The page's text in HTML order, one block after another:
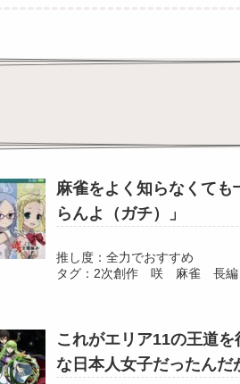
麻雀をよく知らなくて
らんよ（ガチ）」
推し度：全力でおすすめ
タグ：2次創作 咲 麻雀 長
これがエリア11の王道
な日本人女子だったんだ